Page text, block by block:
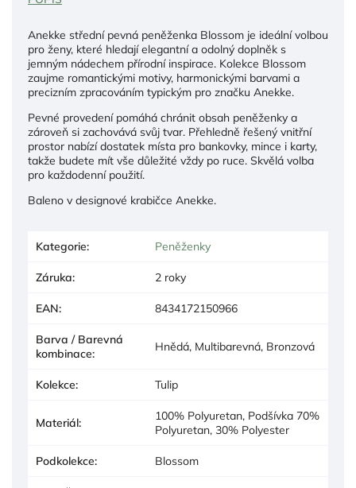
Anekke střední pevná peněženka Blossom je ideální volbou
pro ženy, které hledají elegantní a odolný doplněk s
jemným nádechem přírodní inspirace. Kolekce Blossom
zaujme romantickými motivy, harmonickými barvami a
precizním zpracováním typickým pro značku Anekke.
Pevné provedení pomáhá chránit obsah peněženky a
zároveň si zachovává svůj tvar. Přehledně řešený vnitřní
prostor nabízí dostatek místa pro bankovky, mince i karty,
takže budete mít vše důležité vždy po ruce. Skvělá volba
pro každodenní použití.
Baleno v designové krabičce Anekke.
Kategorie: Peněženky
Záruka: 2 roky
EAN: 8434172150966
Barva / Barevná
kombinace: Hnědá, Multibarevná, Bronzová
Kolekce: Tulip
Materiál:
100% Polyuretan, Podšívka 70%
Polyuretan, 30% Polyester
Podkolekce: Blossom